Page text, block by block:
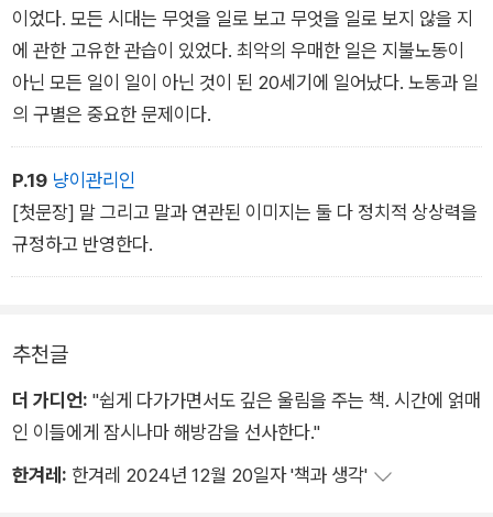
이었다. 모든 시대는 무엇을 일로 보고 무엇을 일로 보지 않을 지
에 관한 고유한 관습이 있었다. 최악의 우매한 일은 지불노동이
아닌 모든 일이 일이 아닌 것이 된 20세기에 일어났다. 노동과 일
의 구별은 중요한 문제이다.
P.19 냥이관리인
[첫문장] 말 그리고 말과 연관된 이미지는 둘 다 정치적 상상력을
규정하고 반영한다.
추천글
더 가디언: "쉽게 다가가면서도 깊은 울림을 주는 책. 시간에 얽매
인 이들에게 잠시나마 해방감을 선사한다."
한겨레: 한겨레 2024년 12월 20일자 '책과 생각'